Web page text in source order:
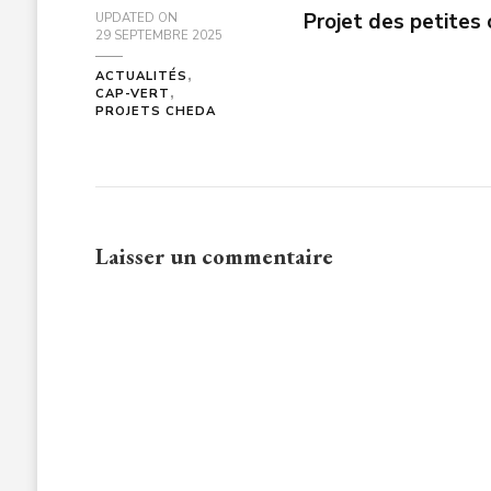
UPDATED ON
29 SEPTEMBRE 2025
ACTUALITÉS
CAP-VERT
PROJETS CHEDA
Projet des petites
Laisser un commentaire